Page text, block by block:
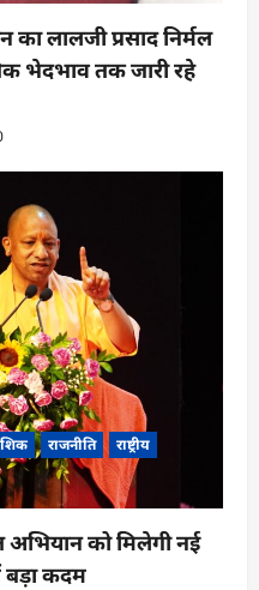
लालजी प्रसाद निर्मल
भेदभाव तक जारी रहे
राजनीति
राष्ट्रीय
को मिलेगी नई
बड़ा कदम